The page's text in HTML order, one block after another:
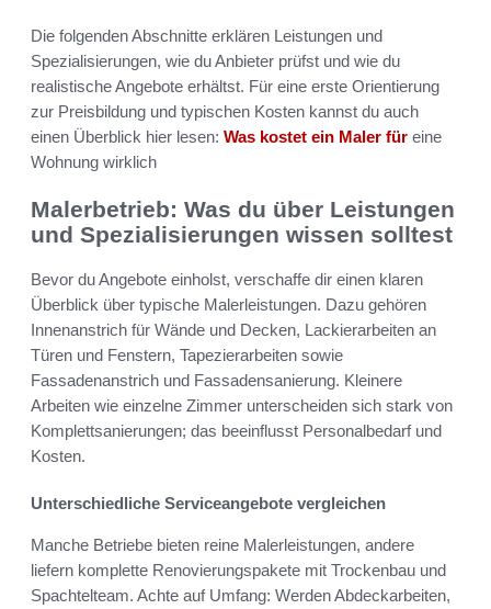
Die folgenden Abschnitte erklären Leistungen und
Spezialisierungen, wie du Anbieter prüfst und wie du
realistische Angebote erhältst. Für eine erste Orientierung
zur Preisbildung und typischen Kosten kannst du auch
einen Überblick hier lesen: Was kostet ein Maler für eine
Wohnung wirklich
Malerbetrieb: Was du über Leistungen
und Spezialisierungen wissen solltest
Bevor du Angebote einholst, verschaffe dir einen klaren
Überblick über typische Malerleistungen. Dazu gehören
Innenanstrich für Wände und Decken, Lackierarbeiten an
Türen und Fenstern, Tapezierarbeiten sowie
Fassadenanstrich und Fassadensanierung. Kleinere
Arbeiten wie einzelne Zimmer unterscheiden sich stark von
Komplettsanierungen; das beeinflusst Personalbedarf und
Kosten.
Unterschiedliche Serviceangebote vergleichen
Manche Betriebe bieten reine Malerleistungen, andere
liefern komplette Renovierungspakete mit Trockenbau und
Spachtelteam. Achte auf Umfang: Werden Abdeckarbeiten,